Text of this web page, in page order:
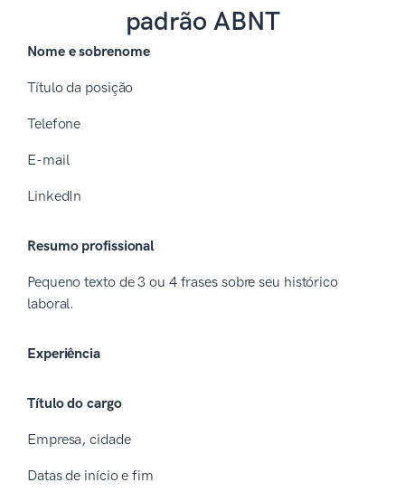
padrão ABNT
Nome e sobrenome
Título da posição
Telefone
E-mail
LinkedIn
Resumo profissional
Pequeno texto de 3 ou 4 frases sobre seu histórico
laboral.
Experiência
Título do cargo
Empresa, cidade
Datas de início e fim